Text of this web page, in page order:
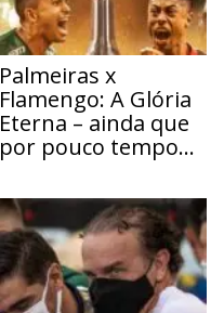
Palmeiras x
Flamengo: A Glória
Eterna – ainda que
por pouco tempo…